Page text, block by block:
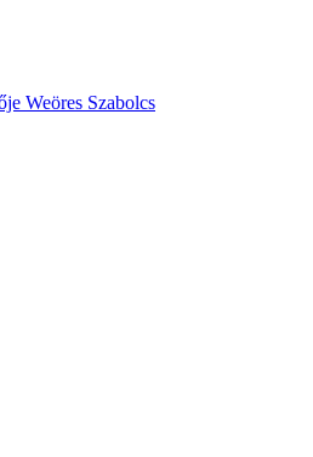
Weöres Szabolcs